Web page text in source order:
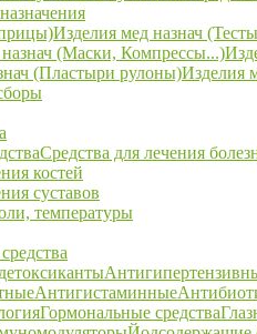
Изделия мед назнач
(Маски, Компрессы...)
(Пластыри рулоны)Изделия
Средства для лечения
костей
суставов
температуры
Антигистаминные
Гормональные средства